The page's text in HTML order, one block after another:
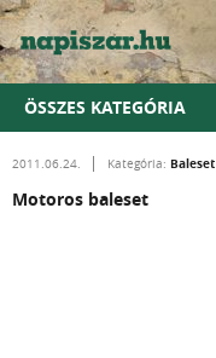
ÖSSZES KATEGÓRIA
2011.06.24. Kategória: Baleset
Motoros baleset